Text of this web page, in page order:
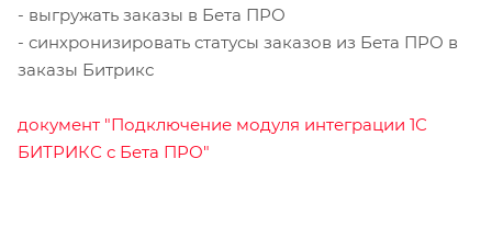
- выгружать заказы в Бета ПРО
- синхронизировать статусы заказов из Бета ПРО в
заказы Битрикс
документ "Подключение модуля интеграции 1С
БИТРИКС с Бета ПРО"